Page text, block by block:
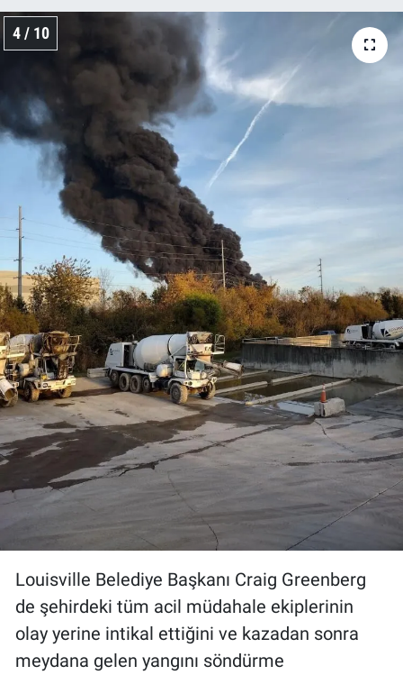
4 / 10
Louisville Belediye Başkanı Craig Greenberg
de şehirdeki tüm acil müdahale ekiplerinin
olay yerine intikal ettiğini ve kazadan sonra
meydana gelen yangını söndürme